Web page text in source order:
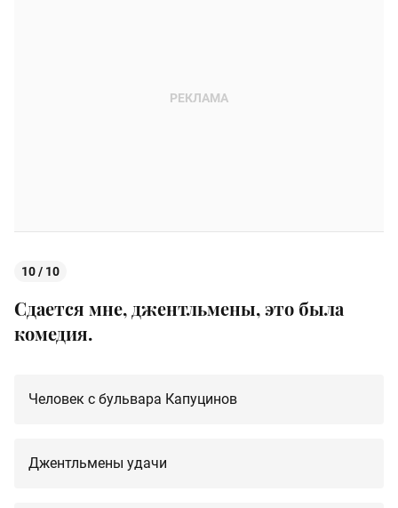
10 / 10
Сдается мне, джентльмены, это была
комедия.
Человек с бульвара Капуцинов
Джентльмены удачи